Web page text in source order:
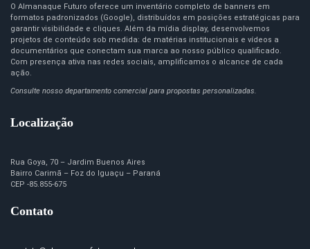
O Almanaque Futuro oferece um inventário completo de banners em
formatos padronizados (Google), distribuídos em posições estratégicas para
garantir visibilidade e cliques. Além da mídia display, desenvolvemos
projetos de conteúdo sob medida: de matérias institucionais e vídeos a
documentários que conectam sua marca ao nosso público qualificado.
Com presença ativa nas redes sociais, amplificamos o alcance de cada
ação.
Consulte nosso departamento comercial para propostas personalizadas.
Localização
Rua Goya, 70 – Jardim Buenos Aires
Bairro Carimã – Foz do Iguaçu – Paraná
CEP -85.855-675
Contato